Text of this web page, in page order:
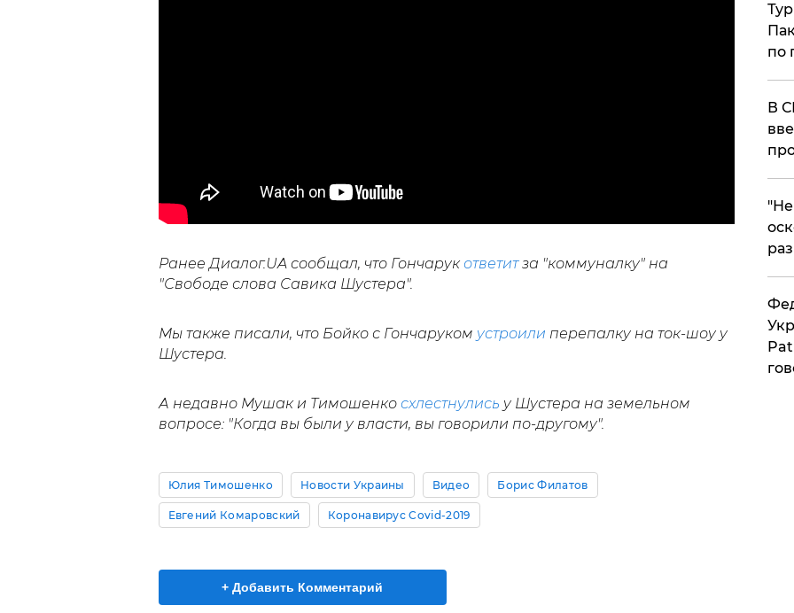
Ранее Диалог.UA сообщал, что Гончарук ответитза "коммуналку" на
"Свободе слова Савика Шустера".
Мы также писали, что Бойко с Гончаруком устроили перепалку на ток-шоу у
Шустера.
А недавно Мушак и Тимошенко схлестнулись у Шустера на земельном
вопросе: "Когда вы были у власти, вы говорили по-другому".
Юлия Тимошенко Новости Украины Видео Борис Филатов
Евгений Комаровский Коронавирус Covid-2019
+ Добавить Комментарий
по
В